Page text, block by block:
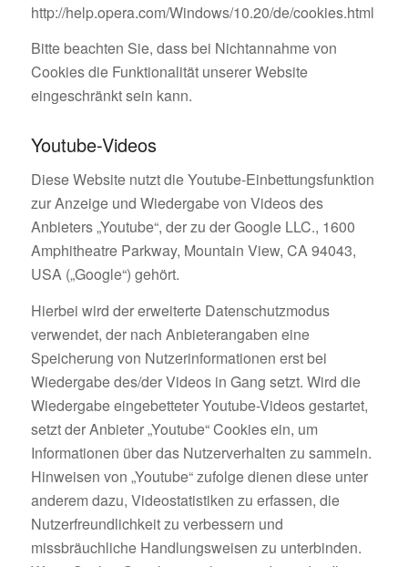
http://help.opera.com/Windows/10.20/de/cookies.html
Bitte beachten Sie, dass bei Nichtannahme von
Cookies die Funktionalität unserer Website
eingeschränkt sein kann.
Youtube-Videos
Diese Website nutzt die Youtube-Einbettungsfunktion
zur Anzeige und Wiedergabe von Videos des
Anbieters „Youtube“, der zu der Google LLC., 1600
Amphitheatre Parkway, Mountain View, CA 94043,
USA („Google“) gehört.
Hierbei wird der erweiterte Datenschutzmodus
verwendet, der nach Anbieterangaben eine
Speicherung von Nutzerinformationen erst bei
Wiedergabe des/der Videos in Gang setzt. Wird die
Wiedergabe eingebetteter Youtube-Videos gestartet,
setzt der Anbieter „Youtube“ Cookies ein, um
Informationen über das Nutzerverhalten zu sammeln.
Hinweisen von „Youtube“ zufolge dienen diese unter
anderem dazu, Videostatistiken zu erfassen, die
Nutzerfreundlichkeit zu verbessern und
missbräuchliche Handlungsweisen zu unterbinden.